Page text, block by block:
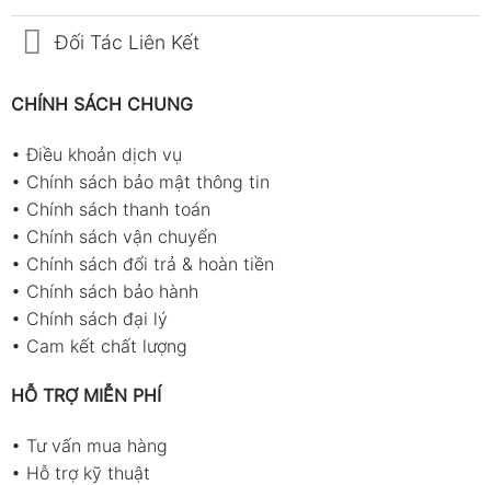
Đối Tác Liên Kết
CHÍNH SÁCH CHUNG
•Điều khoản dịch vụ
• Chính sách bảo mật thông tin
• Chính sách thanh toán
• Chính sách vận chuyển
• Chính sách đổi trả & hoàn tiền
• Chính sách bảo hành
• Chính sách đại lý
• Cam kết chất lượng
HỖ TRỢ MIỄN PHÍ
• Tư vấn mua hàng
• Hỗ trợ kỹ thuật